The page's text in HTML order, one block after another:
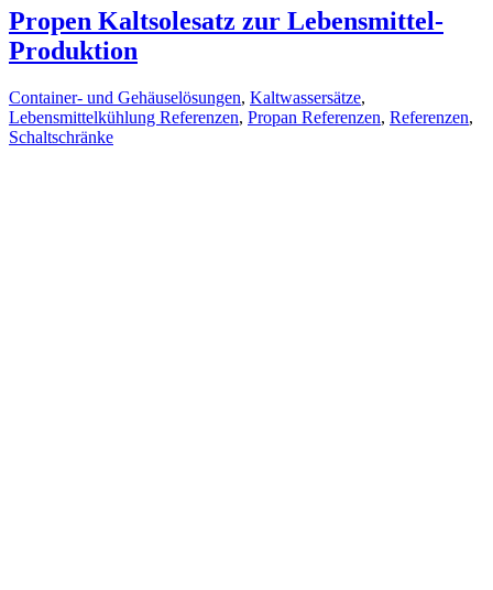
Propen Kaltsolesatz zur Lebensmittel-
Produktion
Container- und Gehäuselösungen, Kaltwassersätze,
Lebensmittelkühlung Referenzen, Propan Referenzen, Referenzen,
Schaltschränke